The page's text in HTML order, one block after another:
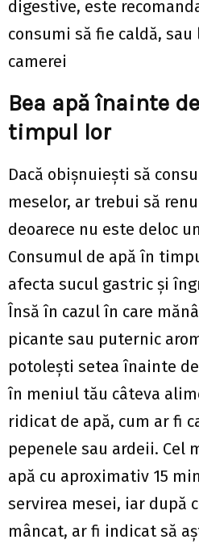
digestive, este
consumi să fie caldă,
camerei
Bea apă înainte
timpul lor
Dacă obișnuiești să
meselor, ar trebui să
deoarece nu este deloc
Consumul de apă în
afecta sucul gastric și
Însă în cazul în care
picante sau puternic
potolești setea înainte
în meniul tău câteva
ridicat de apă, cum ar fi
pepenele sau ardeii. Cel
apă cu aproximativ 15
servirea mesei, iar după
mâncat, ar fi indicat să